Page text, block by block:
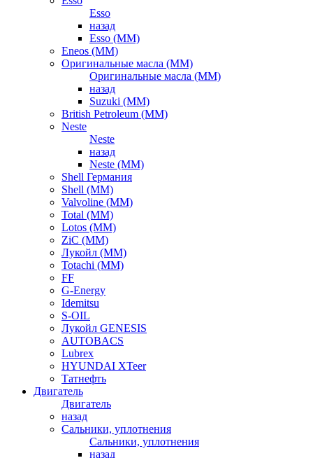
Esso
назад
Esso (ММ)
Eneos (ММ)
Оригинальные масла (ММ)
Оригинальные масла (ММ)
назад
Suzuki (ММ)
British Petroleum (ММ)
Neste
Neste
назад
Neste (ММ)
Shell Германия
Shell (ММ)
Valvoline (ММ)
Total (ММ)
Lotos (ММ)
ZiC (ММ)
Лукойл (ММ)
Totachi (MM)
FF
G-Energy
Idemitsu
S-OIL
Лукойл GENESIS
AUTOBACS
Lubrex
HYUNDAI XTeer
Татнефть
Двигатель
Двигатель
назад
Сальники, уплотнения
Сальники, уплотнения
назад